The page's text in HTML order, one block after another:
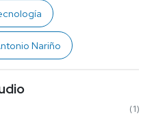
Nariño
(1)